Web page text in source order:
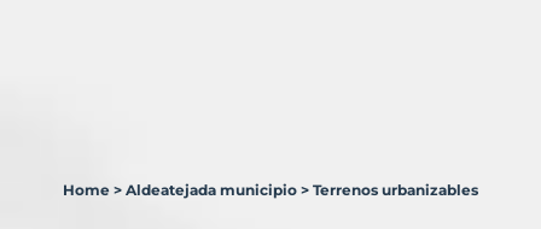
Home > Aldeatejada municipio > Terrenos urbanizables